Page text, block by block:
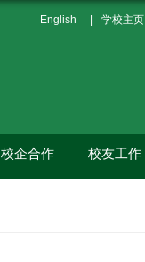
English 学校主页
校企合作 校友工作